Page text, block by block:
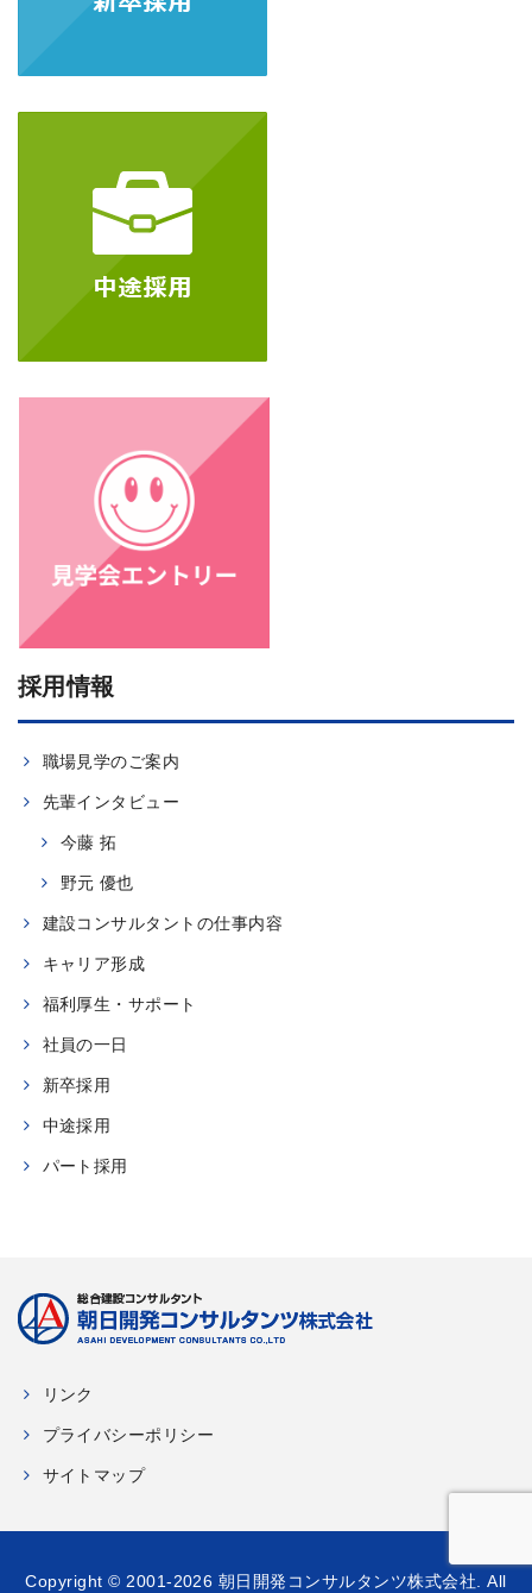
採用情報
職場見学のご案内
先輩インタビュー
今藤 拓
野元 優也
建設コンサルタントの仕事内容
キャリア形成
福利厚生・サポート
社員の一日
新卒採用
中途採用
パート採用
リンク
プライバシーポリシー
サイトマップ
Copyright © 2001-2026 朝日開発コンサルタンツ株式会社. All